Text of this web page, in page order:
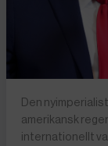
Den
amerikansk
internationellt